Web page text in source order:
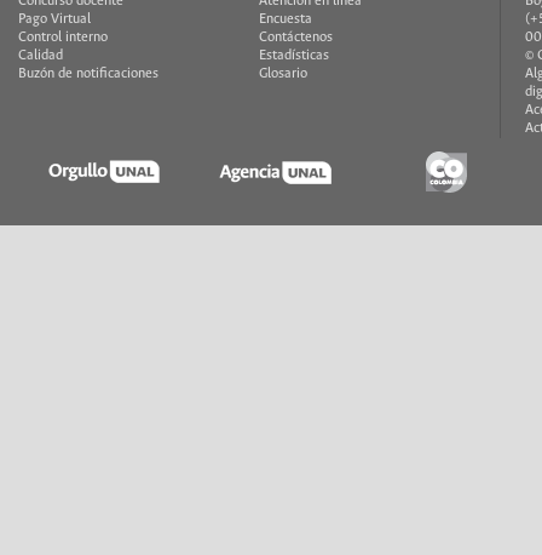
Pago Virtual
Control interno
Calidad
Buzón de notificaciones
Encuesta
Contáctenos
Estadísticas
Glosario
©